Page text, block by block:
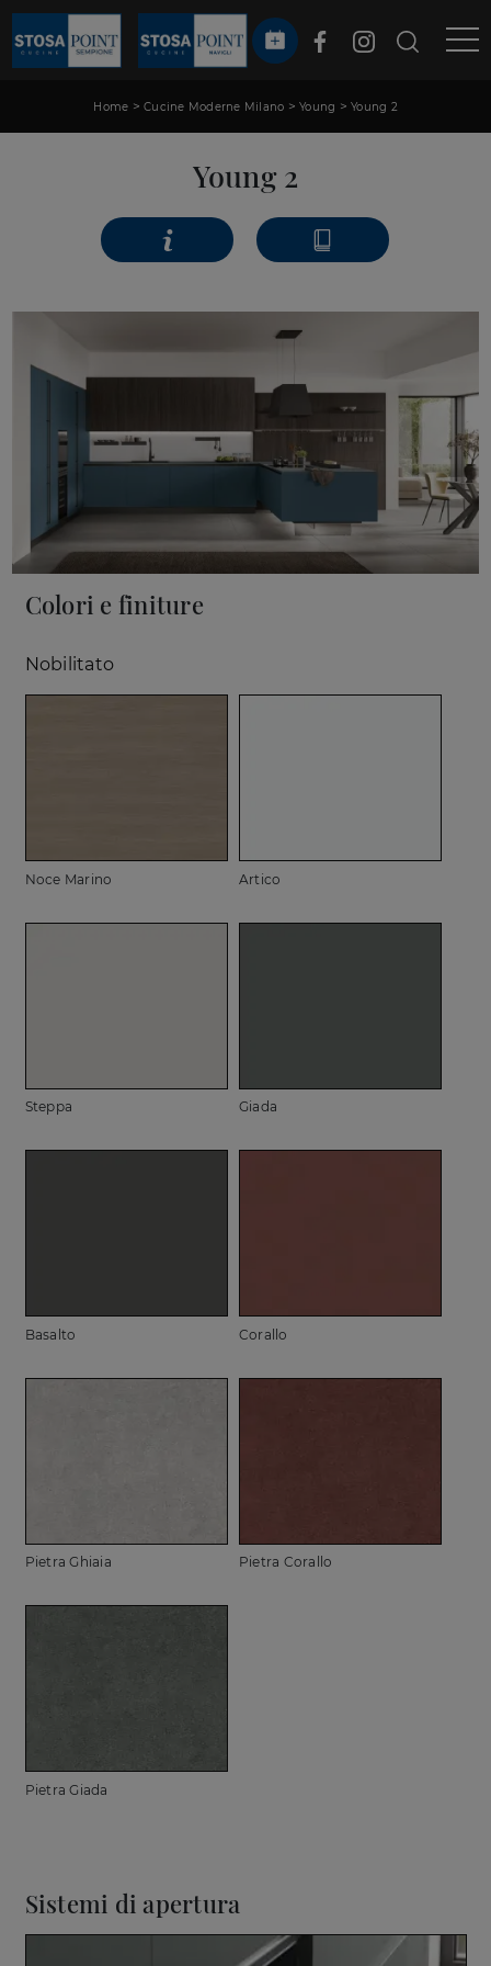
Home > Cucine Moderne Milano > Young > Young 2
Young 2
Colori e finiture
Nobilitato
Noce Marino Artico
Steppa Giada
Basalto Corallo
Pietra Ghiaia Pietra Corallo
Pietra Giada
Sistemi di apertura